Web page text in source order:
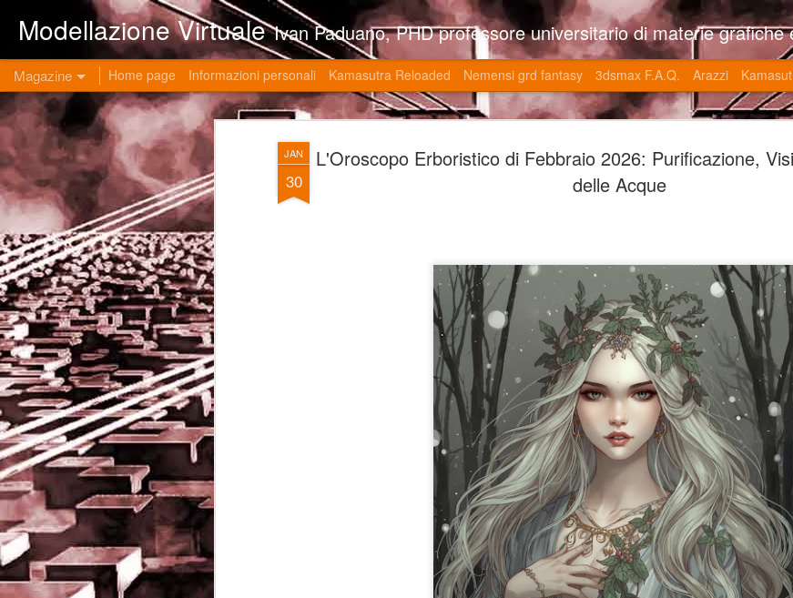
JAN
30
L'Oroscopo Erboristico di Febbraio 2026: Purificazione,
delle Acque
Modellazione Virtuale Ivan Paduano, PHD professore universitario di materie grafiche ed ingegneristiche presso l'università di Roma la Sapienza e altre. Un sito che approfondisce il mestiere del'art director nell'ambito delle opere multimediali interattive e più specificatamente nel campo dei videgiochi di cui è uno dei massimi esperti nonchè
Magazine Home page Informazioni personali Kamasutra Reloaded Nemensi grd fantasy 3dsmax F.A.Q. Arazzi
20
Game of
V (トッ